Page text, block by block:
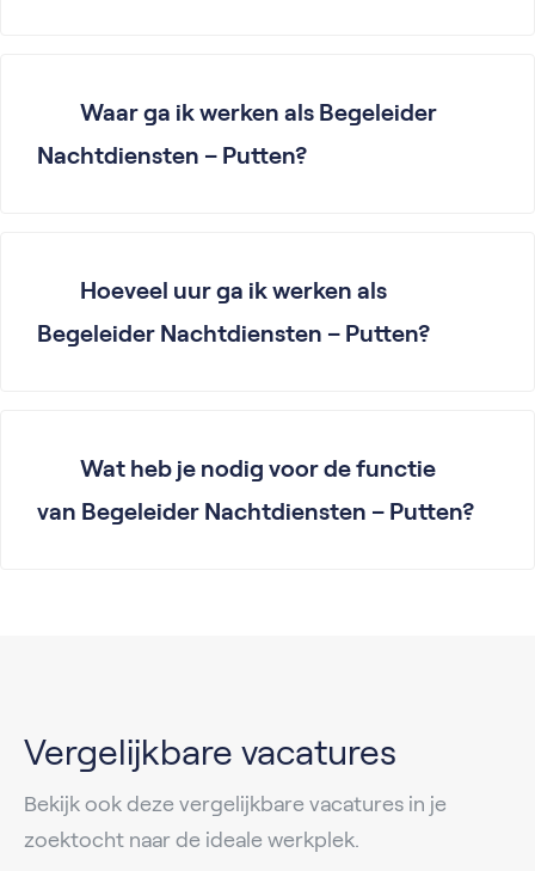
Waar ga ik werken als Begeleider
Nachtdiensten – Putten?
Hoeveel uur ga ik werken als
Begeleider Nachtdiensten – Putten?
Wat heb je nodig voor de functie
van Begeleider Nachtdiensten – Putten?
Vergelijkbare vacatures
Bekijk ook deze vergelijkbare vacatures in je
zoektocht naar de ideale werkplek.